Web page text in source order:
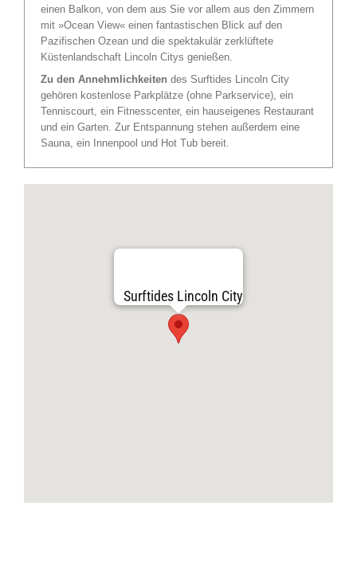
einen Balkon, von dem aus Sie vor allem aus den Zimmern
mit »Ocean View« einen fantastischen Blick auf den
Pazifischen Ozean und die spektakulär zerklüftete
Küstenlandschaft Lincoln Citys genießen.
Zu den Annehmlichkeiten des Surftides Lincoln City
gehören kostenlose Parkplätze (ohne Parkservice), ein
Tenniscourt, ein Fitnesscenter, ein hauseigenes Restaurant
und ein Garten. Zur Entspannung stehen außerdem eine
Sauna, ein Innenpool und Hot Tub bereit.
Surftides Lincoln City